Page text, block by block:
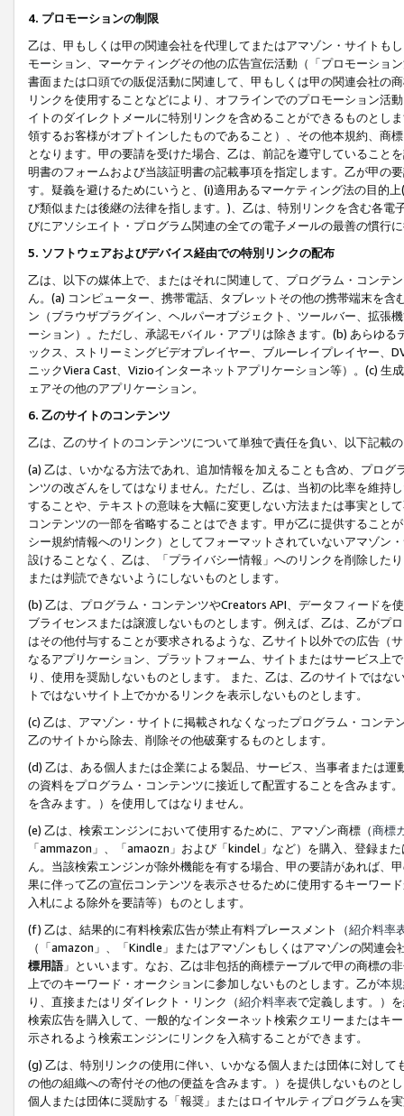
4. プロモーションの制限
乙は、甲もしくは甲の関連会社を代理してまたはアマゾン・サイトも
モーション、マーケティングその他の広告宣伝活動（「プロモーショ
書面または口頭での販促活動に関連して、甲もしくは甲の関連会社の
リンクを使用することなどにより、オフラインでのプロモーション活
イトのダイレクトメールに特別リンクを含めることができるものとし
領するお客様がオプトインしたものであること）、その他本規約、商
となります。甲の要請を受けた場合、乙は、前記を遵守していること
明書のフォームおよび当該証明書の記載事項を指定します。乙が甲の
す。疑義を避けるためにいうと、(i)適用あるマーケティング法の目的
び類似または後継の法律を指します。)、乙は、特別リンクを含む各
びにアソシエイト・プログラム関連の全ての電子メールの最善の慣行
5. ソフトウェアおよびデバイス経由での特別リンクの配布
乙は、以下の媒体上で、またはそれに関連して、プログラム・コンテ
ん。(a) コンピューター、携帯電話、タブレットその他の携帯端末を
ン（ブラウザプラグイン、ヘルパーオブジェクト、ツールバー、拡張
ーション）。ただし、承認モバイル・アプリは除きます。(b) あらゆ
ックス、ストリーミングビデオプレイヤー、ブルーレイプレイヤー、
ニックViera Cast、Vizioインターネットアプリケーション等）。(c)
ェアその他のアプリケーション。
6. 乙のサイトのコンテンツ
乙は、乙のサイトのコンテンツについて単独で責任を負い、以下記載
(a) 乙は、いかなる方法であれ、追加情報を加えることも含め、プロ
ンツの改ざんをしてはなりません。ただし、乙は、当初の比率を維持
することや、テキストの意味を大幅に変更しない方法または事実とし
コンテンツの一部を省略することはできます。甲が乙に提供すること
シー規約情報へのリンク）としてフォーマットされていないアマゾン
設けることなく、乙は、「プライバシー情報」へのリンクを削除した
または判読できないようにしないものとします。
(b) 乙は、プログラム・コンテンツやCreators API、データフィード
ブライセンスまたは譲渡しないものとします。例えば、乙は、乙がプ
はその他付与することが要求されるような、乙サイト以外での広告（
なるアプリケーション、プラットフォーム、サイトまたはサービス上
り、使用を奨励しないものとします。 また、乙は、乙のサイトでは
トではないサイト上でかかるリンクを表示しないものとします。
(c) 乙は、アマゾン・サイトに掲載されなくなったプログラム・コン
乙のサイトから除去、削除その他破棄するものとします。
(d) 乙は、ある個人または企業による製品、サービス、当事者または
の資料をプログラム・コンテンツに接近して配置することを含みます
を含みます。）を使用してはなりません。
(e) 乙は、検索エンジンにおいて使用するために、アマゾン商標（商標
「ammazon」、「amaozn」および「kindel」など）を購入、登録ま
ん。当該検索エンジンが除外機能を有する場合、甲の要請があれば、
果に伴って乙の宣伝コンテンツを表示させるために使用するキーワー
入札による除外を要請等）ものとします。
(f) 乙は、結果的に有料検索広告が禁止有料プレースメント（紹介料率
（「amazon」、「Kindle」またはアマゾンもしくはアマゾンの関連
標用語」といいます。なお、乙は非包括的商標テーブルで甲の商標の
上でのキーワード・オークションに参加しないものとします。乙が本
り、直接またはリダイレクト・リンク（紹介料率表で定義します。）
検索広告を購入して、一般的なインターネット検索クエリーまたはキ
示されるよう検索エンジンにリンクを入稿することができます。
(g) 乙は、特別リンクの使用に伴い、いかなる個人または団体に対し
の他の組織への寄付その他の便益を含みます。）を提供しないものと
個人または団体に奨励する「報奨」またはロイヤルティプログラムを